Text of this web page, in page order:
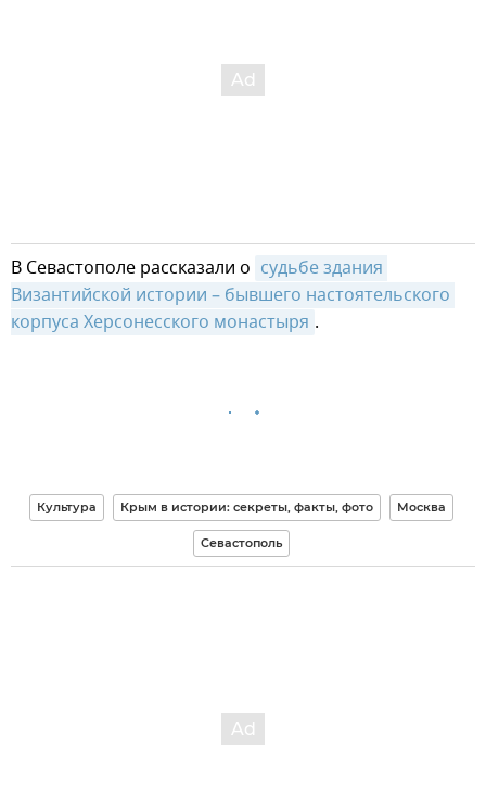
В Севастополе рассказали о судьбе здания
Византийской истории – бывшего настоятельского
корпуса Херсонесского монастыря .
Культура Крым в истории: секреты, факты, фото Москва
Севастополь